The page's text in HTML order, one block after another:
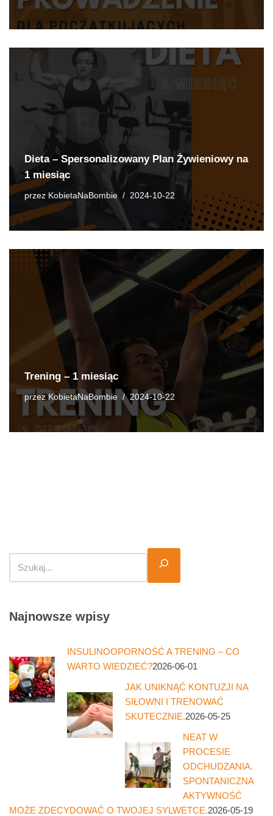
Dieta – Spersonalizowany Plan Żywieniowy na
1 miesiąc
przez KobietaNaBombie 2024-10-22
Trening – 1 miesiąc
przezKobietaNaBombie 2024-10-22
Najnowsze wpisy
INSULINOOPORNOŚĆ A TRENING – CO
WARTO WIEDZIEĆ?2026-06-01
JAK UNIKNĄĆ KONTUZJI NA
SIŁOWNI I TRENOWAĆ
SKUTECZNIE.2026-05-25
NEAT W
PROCESIE
ODCHUDZANIA.
SPONTANICZNA
AKTYWNOŚĆ
MOŻE ZDECYDOWAĆ O TWOJEJ SYLWETCE.2026-05-19